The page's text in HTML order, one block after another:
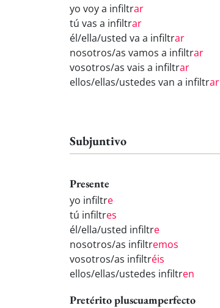
yo voy a infiltrar
tú vas a infiltrar
él/ella/usted va a infiltrar
nosotros/as vamos a infiltrar
vosotros/as vais a infiltrar
ellos/ellas/ustedes van a infiltrar
Subjuntivo
Presente
yo infiltre
tú infiltres
él/ella/usted infiltre
nosotros/as infiltremos
vosotros/as infiltréis
ellos/ellas/ustedes infiltren
Pretérito pluscuamperfecto